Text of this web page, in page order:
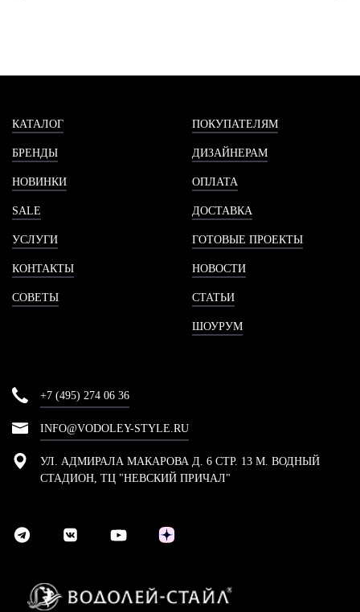
КАТАЛОГ
БРЕНДЫ
НОВИНКИ
SALE
УСЛУГИ
КОНТАКТЫ
СОВЕТЫ
ПОКУПАТЕЛЯМ
ДИЗАЙНЕРАМ
ОПЛАТА
ДОСТАВКА
ГОТОВЫЕ ПРОЕКТЫ
НОВОСТИ
СТАТЬИ
ШОУРУМ
+7 (495) 274 06 36
INFO@VODOLEY-STYLE.RU
УЛ. АДМИРАЛА МАКАРОВА Д. 6 СТР. 13 М. ВОДНЫЙ
СТАДИОН, ТЦ "НЕВСКИЙ ПРИЧАЛ"